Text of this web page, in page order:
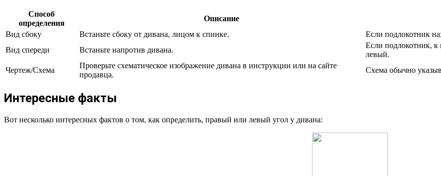
Способ
определения
Описание
Вид сбоку
Встаньте сбоку от дивана, лицом к спинке.
Если подлокотник
Вид спереди
Встаньте напротив дивана.
Если подлокотник, к
левый.
Чертеж/Схема
Проверьте схематическое изображение дивана в инструкции или на сайте
продавца.
Схема обычно
Интересные факты
Вот несколько интересных фактов о том, как определить, правый или левый угол у дивана: